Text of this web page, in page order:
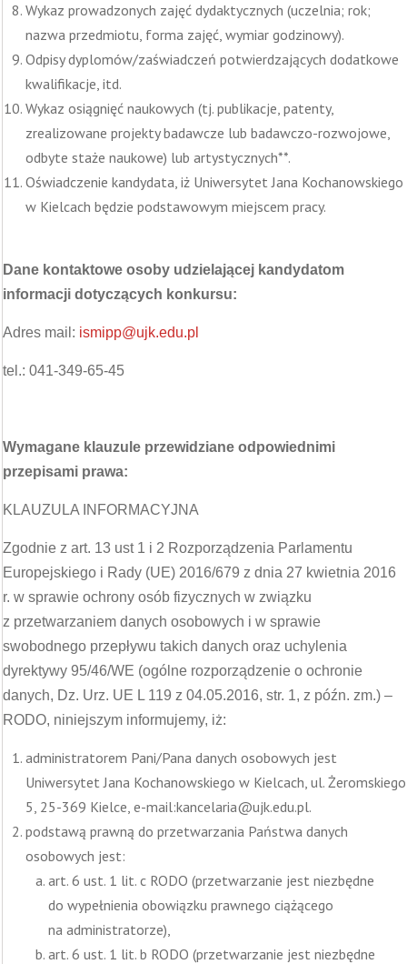
Wykaz prowadzonych zajęć dydaktycznych (uczelnia; rok;
nazwa przedmiotu, forma zajęć, wymiar godzinowy).
Odpisy dyplomów/zaświadczeń potwierdzających dodatkowe
kwalifikacje, itd.
Wykaz osiągnięć naukowych (tj. publikacje, patenty,
zrealizowane projekty badawcze lub badawczo-rozwojowe,
odbyte staże naukowe) lub artystycznych**.
Oświadczenie kandydata, iż Uniwersytet Jana Kochanowskiego
w Kielcach będzie podstawowym miejscem pracy.
Dane kontaktowe osoby udzielającej kandydatom
informacji dotyczących konkursu:
Adres mail: ismipp@ujk.edu.pl
tel.: 041-349-65-45
Wymagane klauzule przewidziane odpowiednimi
przepisami prawa:
KLAUZULA INFORMACYJNA
Zgodnie z art. 13 ust 1 i 2 Rozporządzenia Parlamentu
Europejskiego i Rady (UE) 2016/679 z dnia 27 kwietnia 2016
r. w sprawie ochrony osób fizycznych w związku
z przetwarzaniem danych osobowych i w sprawie
swobodnego przepływu takich danych oraz uchylenia
dyrektywy 95/46/WE (ogólne rozporządzenie o ochronie
danych, Dz. Urz. UE L 119 z 04.05.2016, str. 1, z późn. zm.) –
RODO, niniejszym informujemy, iż:
administratorem Pani/Pana danych osobowych jest
Uniwersytet Jana Kochanowskiego w Kielcach, ul. Żeromskiego
5, 25-369 Kielce, e-mail:kancelaria@ujk.edu.pl.
podstawą prawną do przetwarzania Państwa danych
osobowych jest:
art. 6 ust. 1 lit. c RODO (przetwarzanie jest niezbędne
do wypełnienia obowiązku prawnego ciążącego
na administratorze),
art. 6 ust. 1 lit. b RODO (przetwarzanie jest niezbędne